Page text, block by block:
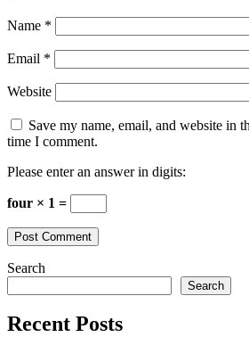
Name *
Email *
Website
Save my name, email, and website in
time I comment.
Please enter an answer in digits:
four × 1 =
Search
Search
Recent Posts